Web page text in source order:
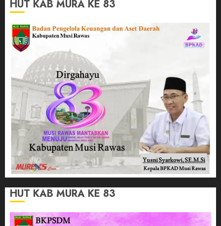
HUT KAB MURA KE 83
HUT KAB MURA KE 83